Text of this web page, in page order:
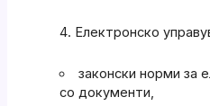
Електронско
законски норми за
со документи,